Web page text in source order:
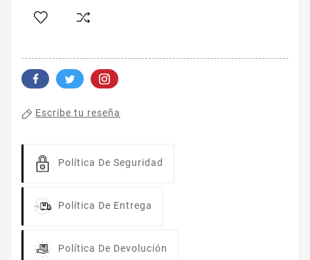
Escribe tu reseña
Política De Seguridad
Política De Entrega
Política De Devolución